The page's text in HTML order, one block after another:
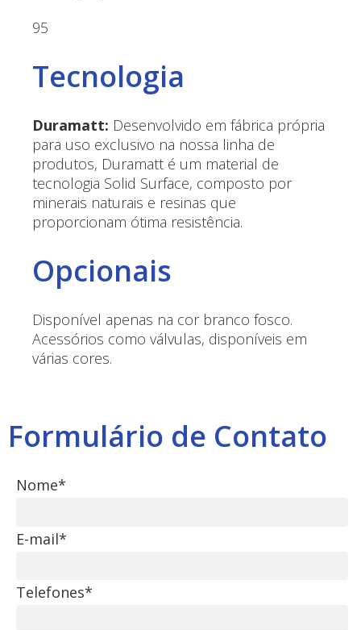
95
Tecnologia
Duramatt: Desenvolvido em fábrica própria
para uso exclusivo na nossa linha de
produtos, Duramatt é um material de
tecnologia Solid Surface, composto por
minerais naturais e resinas que
proporcionam ótima resistência.
Opcionais
Disponível apenas na cor branco fosco.
Acessórios como válvulas, disponíveis em
várias cores.
Formulário de Contato
Nome*
E-mail*
Telefones*